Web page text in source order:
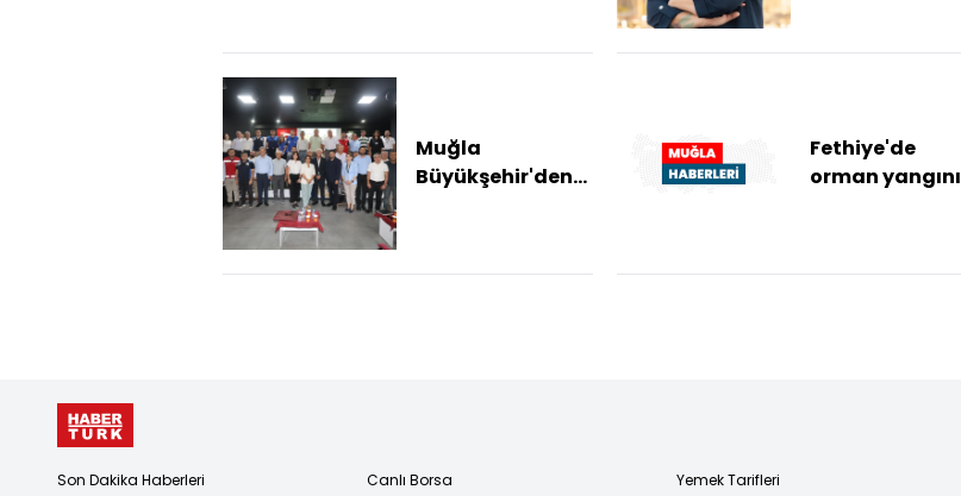
Muğla
Büyükşehir'den
Fethiye'de
orman yangını
Son Dakika Haberleri
Canlı Borsa
Yemek Tarifleri